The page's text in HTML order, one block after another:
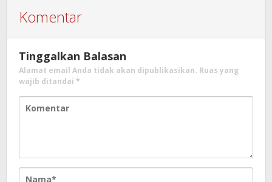
Komentar
Tinggalkan Balasan
Alamat email Anda tidak akan dipublikasikan. Ruas yang
wajib ditandai *